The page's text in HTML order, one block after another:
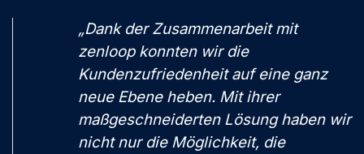
„Dank der Zusammenarbeit mit
zenloop konnten wir die
Kundenzufriedenheit auf eine ganz
neue Ebene heben. Mit ihrer
maßgeschneiderten Lösung haben wir
nicht nur die Möglichkeit, die